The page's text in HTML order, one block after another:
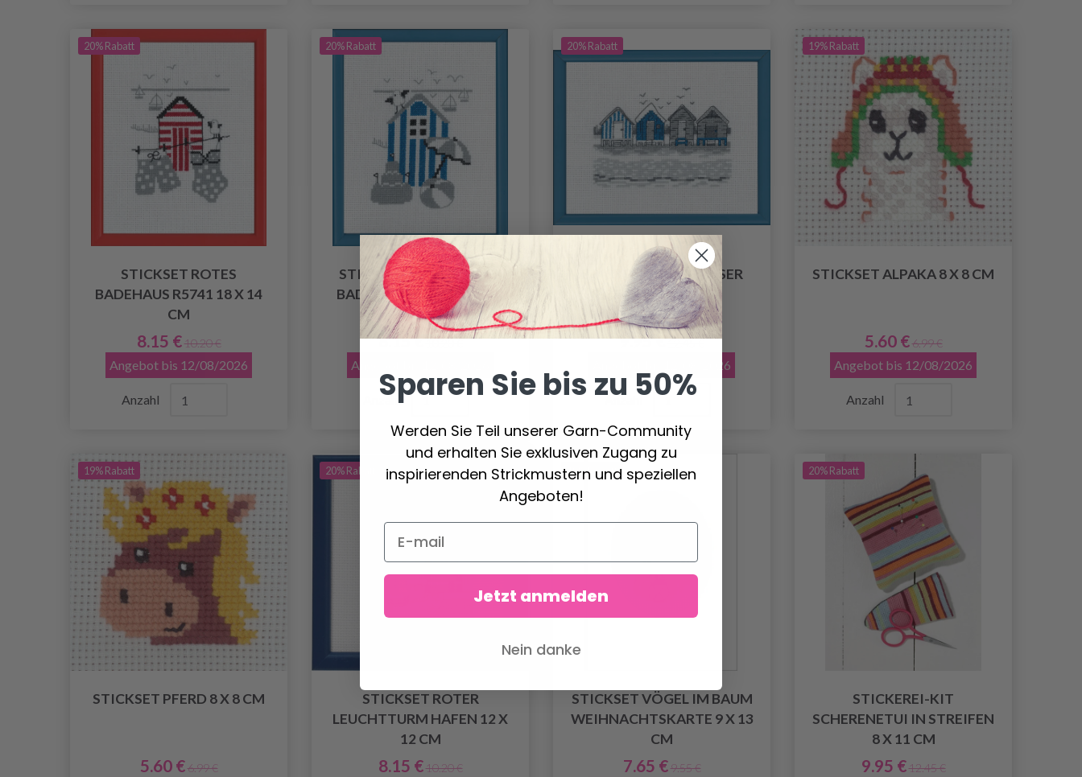
20% Rabatt
STICKSET ROTES
BADEHAUS R5741 18 X 14
CM
8.15 € 10.20 €
Angebot bis 12/08/2026
Anzahl
20% Rabatt
STICKPACKUNG BLAUES
BADEHAUS R5741 18 X 14
CM
8.15 €10.20 €
Angebot bis 12/08/2026
Anzahl
20% Rabatt
STICKSET BADEHÄUSER
R5741 14 X 18 CM
9.95 €12.45 €
Angebot bis 12/08/2026
Anzahl
19% Rabatt
STICKSET ALPAKA 8 X 8 CM
5.60 € 6.99 €
Angebot bis 12/08/2026
Anzahl
19% Rabatt
STICKSET PFERD 8 X 8 CM
5.60 € 6.99 €
20% Rabatt
STICKSET ROTER
LEUCHTTURM HAFEN 12 X
12 CM
8.15 € 10.20 €
19% Rabatt
STICKSET VÖGEL IM BAUM
WEIHNACHTSKARTE 9 X 13
CM
7.65 € 9.55 €
20% Rabatt
STICKEREI-KIT
SCHERENETUI IN STREIFEN
8 X 11 CM
9.95 € 12.45 €
Sparen Sie bis zu 50%
Werden Sie Teil unserer Garn-Community
und erhalten Sie exklusiven Zugang zu
inspirierenden Strickmustern und speziellen
Angeboten!
Jetzt anmelden
Nein danke